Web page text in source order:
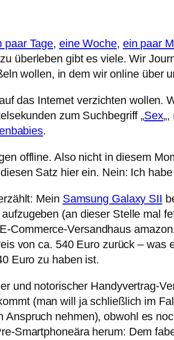
paar Tage, eine Woche, ein paar
überleben gibt es viele. Wir
wollen, in dem wir online über
das Internet verzichten wollen.
zum Suchbegriff „Sex„,
.
offline. Also nicht in diesem
Satz hier ein. Nein: Ich
Mein Samsung Galaxy SII
(an dieser Stelle mal
Commerce-Versandhaus
von ca. 540 Euro zurück – was
Euro zu haben ist.
und notorischer Handyvertrag-
(man will ja schließlich im
Anspruch nehmen), obwohl es
Smartphoneära herum: Dem